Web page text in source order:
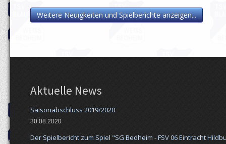
Weitere Neuigkeiten und Spielberichte anzeigen...
Aktuelle News
Saisonabschluss 2019/2020
30.08.2020
Der Spielbericht zum Spiel "SG Bedheim - FSV 06 Eintracht